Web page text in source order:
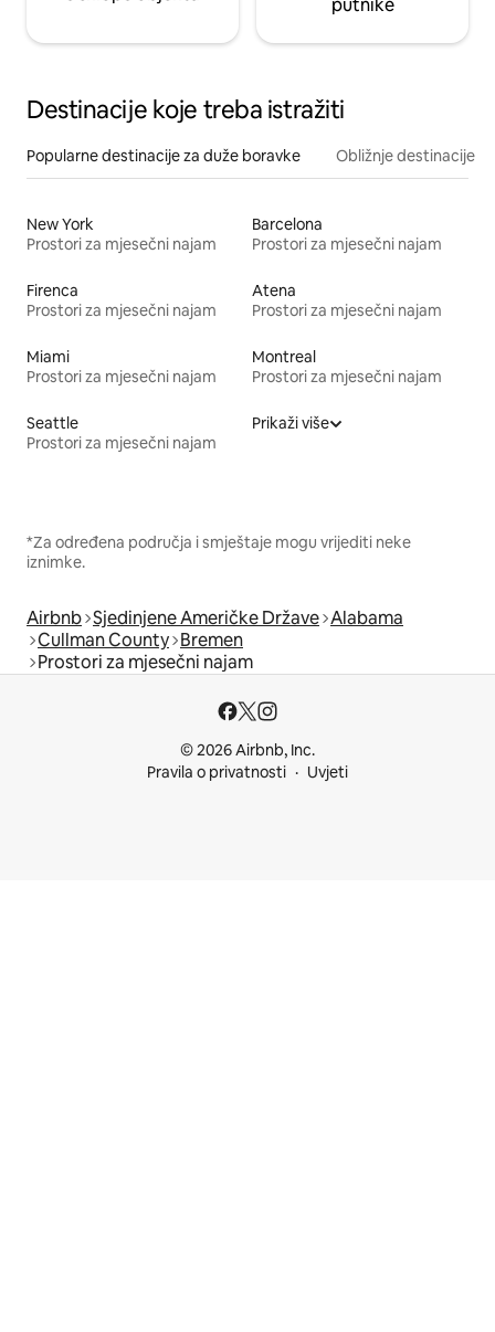
putnike
Destinacije koje treba istražiti
Popularne destinacije za duže boravke Obližnje destinacije
New York
Prostori za mjesečni najam
Barcelona
Prostori za mjesečni najam
Firenca
Prostori za mjesečni najam
Atena
Prostori za mjesečni najam
Miami
Prostori za mjesečni najam
Montreal
Prostori za mjesečni najam
Seattle
Prostori za mjesečni najam
Prikaži više
*Za određena područja i smještaje mogu vrijediti neke
iznimke.
Airbnb Sjedinjene Američke Države Alabama
Cullman County Bremen
Prostori za mjesečni najam
© 2026 Airbnb, Inc.
Pravila o privatnosti
Uvjeti